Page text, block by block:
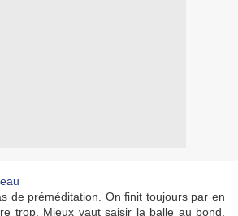
de préméditation. On finit toujours par en
trop. Mieux vaut saisir la balle au bond.